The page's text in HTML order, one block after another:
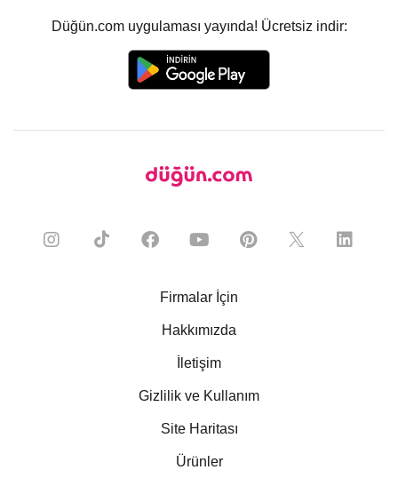
Düğün.com uygulaması yayında! Ücretsiz indir:
Firmalar İçin
Hakkımızda
İletişim
Gizlilik ve Kullanım
Site Haritası
Ürünler